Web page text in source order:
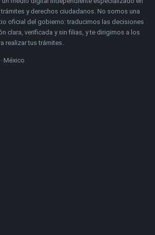
y derechos ciudadanos. No somos una
oficial del gobierno: traducimos las decisiones
clara, verificada y sin filias, y te dirigimos a los
realizar tus trámites.
México